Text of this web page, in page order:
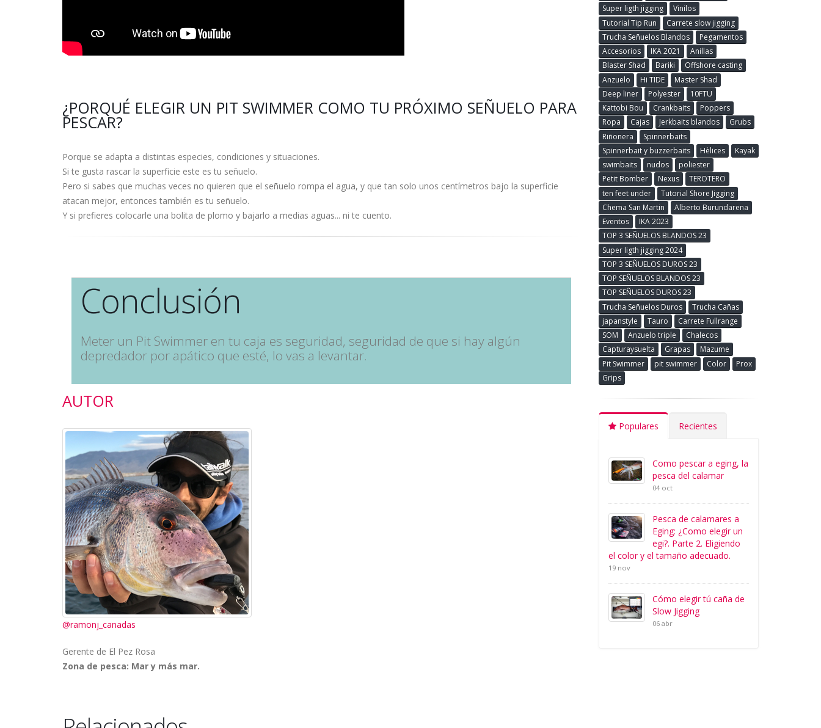
¿PORQUÉ ELEGIR UN PIT SWIMMER COMO TU PRÓXIMO SEÑUELO PARA
PESCAR?
Porque se adapta a distintas especies, condiciones y situaciones.
Si te gusta rascar la superficie este es tu señuelo.
Pero si sabes que muchas veces no quieren que el señuelo rompa el agua, y que tan solo unos centímetros bajo la superficie
atacan mejor, entonces también es tu señuelo.
Y si prefieres colocarle una bolita de plomo y bajarlo a medias aguas... ni te cuento.
Conclusión
Meter un Pit Swimmer en tu caja es seguridad, seguridad de que si hay algún
depredador por apático que esté, lo vas a levantar.
AUTOR
@ramonj_canadas
Gerente de El Pez Rosa
Zona de pesca: Mar y más mar.
Super ligth jigging
Vinilos
Tutorial Tip Run
Carrete slow jigging
Trucha Señuelos Blandos
Pegamentos
Accesorios
IKA 2021
Anillas
Blaster Shad
Bariki
Offshore casting
Anzuelo
Hi TIDE
Master Shad
Deep liner
Polyester
10FTU
Kattobi Bou
Crankbaits
Poppers
Ropa
Cajas Jerkbaits blandos
Grubs
Riñonera
Spinnerbaits
Spinnerbait y buzzerbaits
Hèlices
Kayak
swimbaits
nudos
poliester
Petit Bomber
Nexus
TEROTERO
ten feet under
Tutorial Shore Jigging
Chema San Martin
Alberto Burundarena
Eventos
IKA 2023
TOP 3 SEÑUELOS BLANDOS 23
Super ligth jigging 2024
TOP 3 SEÑUELOS DUROS 23
TOP SEÑUELOS BLANDOS 23
TOP SEÑUELOS DUROS 23
Trucha Señuelos Duros
Trucha Cañas
japanstyle
Tauro
Carrete Fullrange
SOM
Anzuelo triple
Chalecos
Capturaysuelta
Grapas
Mazume
Pit Swimmer
pit swimmer Color
Prox
Grips
Populares Recientes
Como pescar a eging, la
pesca del calamar
04 oct
Pesca de calamares a
Eging: ¿Como elegir un
egi?. Parte 2. Eligiendo
el color y el tamaño adecuado.
19 nov
Cómo elegir tú caña de
Slow Jigging
06 abr